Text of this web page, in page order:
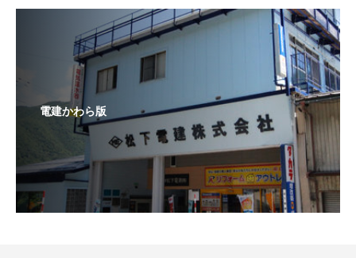
電建かわら版